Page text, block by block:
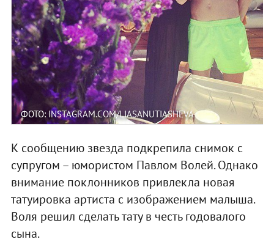
ФОТО: INSTAGRAM.COM/LIASANUTIASHEVA
К сообщению звезда подкрепила снимок с
супругом – юмористом Павлом Волей. Однако
внимание поклонников привлекла новая
татуировка артиста с изображением малыша.
Воля решил сделать тату в честь годовалого
сына.